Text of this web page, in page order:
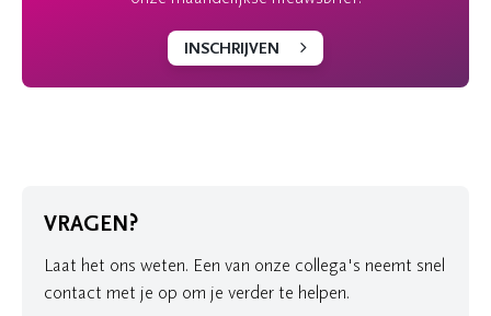
INSCHRIJVEN
VRAGEN?
Laat het ons weten. Een van onze collega's neemt snel
contact met je op om je verder te helpen.